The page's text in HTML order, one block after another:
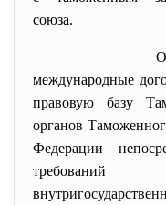
союза.
международные
правовую базу
органов
Федерации